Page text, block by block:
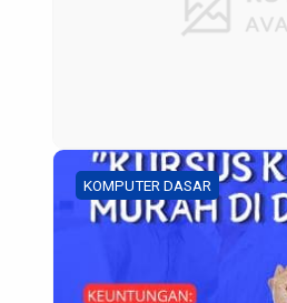
KOMPUTER DASAR